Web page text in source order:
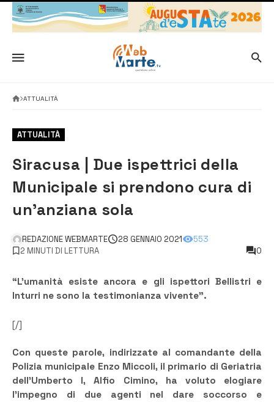
ATTUALITÀ
ATTUALITÀ
Siracusa | Due ispettrici della
Municipale si prendono cura di
un’anziana sola
REDAZIONE WEBMARTE 28 GENNAIO 2021
553
2 MINUTI DI LETTURA
0
“L’umanità esiste ancora e gli ispettori Bellistri e
Inturri ne sono la testimonianza vivente”.
[/]
Con queste parole, indirizzate al comandante della
Polizia municipale Enzo Miccoli, il primario di Geriatria
dell’Umberto I, Alfio Cimino, ha voluto elogiare
l’impegno di due agenti nel dare soccorso e